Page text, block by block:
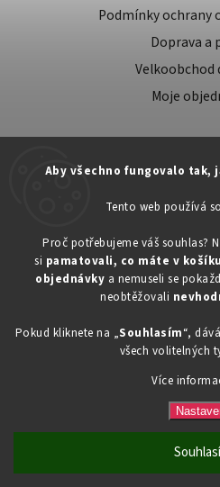
Aby všechno fungovalo tak,
Tento web používá
Proč potřebujeme váš souhlas?
si pamatovali, co máte v košíku
objednávky a nemuseli se
neobtěžovali
Pokud kliknete na „Souhlasím“,
všech volitelných
Více
Podmínky ochrany
Doprava a
Velkoobchod
Moje
Copyright 2026
VytvořilShoptet|